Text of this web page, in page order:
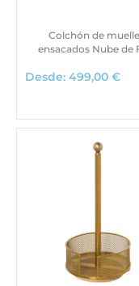
Colchón de
ensacados Nube de
Desde: 499,00 €